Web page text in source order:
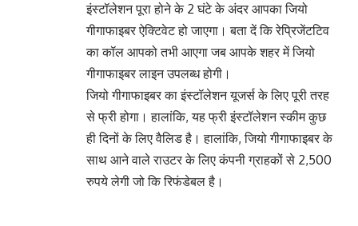
इंस्टॉलेशन पूरा होने के 2 घंटे के अंदर आपका जियो
गीगाफाइबर ऐक्टिवेट हो जाएगा। बता दें कि रेप्रिजेंटटिव
का कॉल आपको तभी आएगा जब आपके शहर में जियो
गीगाफाइबर लाइन उपलब्ध होगी।
जियो गीगाफाइबर का इंस्टॉलेशन यूजर्स के लिए पूरी तरह
से फ्री होगा। हालांकि, यह फ्री इंस्टॉलेशन स्कीम कुछ
ही दिनों के लिए वैलिड है। हालांकि, जियो गीगाफाइबर के
साथ आने वाले राउटर के लिए कंपनी ग्राहकों से 2,500
रुपये लेगी जो कि रिफंडेबल है।